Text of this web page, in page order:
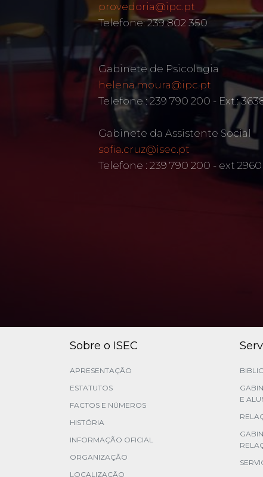
provedoria@ipc.pt
Telefone: 239 802 350
Gabinete de Psicologia
helena.moura@ipc.pt
Telefone : 239 790 200 - Ext.:
Gabinete da Assistente Social
sofia.cruz@isec.pt
Telefone : 239 790 200 - ext 2960
Sobre o ISEC
APRESENTAÇÃO
ESTATUTOS
FACTOS E NÚMEROS
HISTÓRIA
INFORMAÇÃO OFICIAL
ORGANIZAÇÃO
LOCALIZAÇÃO
E